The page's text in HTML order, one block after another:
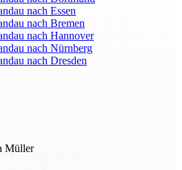
nach Essen
nach Bremen
nach Hannover
nach Nürnberg
nach Dresden
Müller